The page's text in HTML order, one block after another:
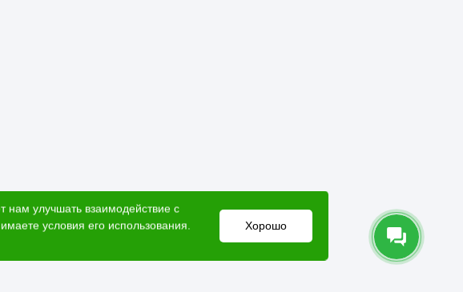
улучшать взаимодействие с
условия его использования.
Хорошо